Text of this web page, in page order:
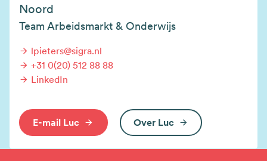
Noord
Team Arbeidsmarkt & Onderwijs
lpieters@sigra.nl
+31 0(20) 512 88 88
LinkedIn
E-mail Luc Over Luc